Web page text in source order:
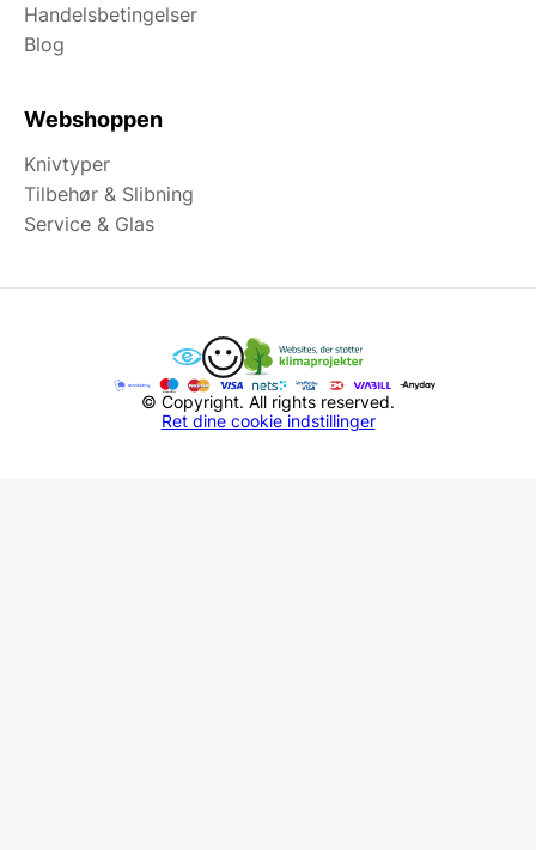
Handelsbetingelser
Blog
Webshoppen
Knivtyper
Tilbehør & Slibning
Service & Glas
© Copyright. All rights reserved.
Ret dine cookie indstillinger